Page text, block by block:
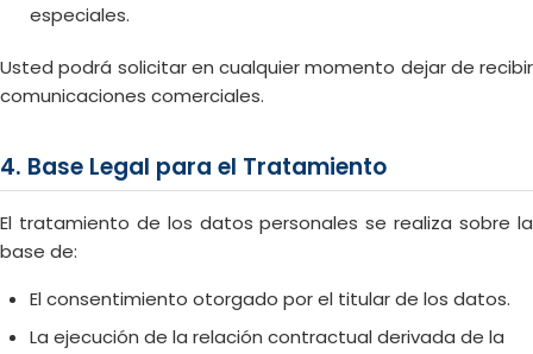
especiales.
Usted podrá solicitar en cualquier momento dejar de recibir
comunicaciones comerciales.
4. Base Legal para el Tratamiento
El tratamiento de los datos personales se realiza sobre la
base de:
El consentimiento otorgado por el titular de los datos.
La ejecución de la relación contractual derivada de la